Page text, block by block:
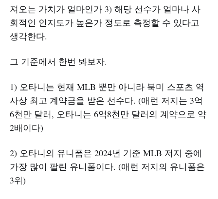
져오는 가치가 얼마인가 3) 해당 선수가 얼마나 사
회적인 인지도가 높은가 정도로 측정할 수 있다고
생각한다.
그 기준에서 한번 봐보자.
1) 오타니는 현재 MLB 뿐만 아니라 북미 스포츠 역
사상 최고 계약금을 받은 선수다. (애런 저지는 3억
6천만 달러, 오타니는 6억8천만 달러의 계약으로 약
2배이다)
2) 오타니의 유니폼은 2024년 기준 MLB 저지 중에
가장 많이 팔린 유니폼이다. (애런 저지의 유니폼은
3위)